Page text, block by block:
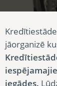
CISCO
jāorganizē
iegādes.